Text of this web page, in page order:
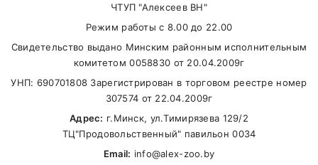
Самовывоз
В другие города Беларуси
ЧТУП "Алексеев ВН"
Режим работы с 8.00 до 22.00
Свидетельство выдано Минским районным исполнительным
комитетом 0058830 от 20.04.2009г
УНП: 690701808 Зарегистрирован в торговом реестре номер
307574 от 22.04.2009г
Адрес: г.Минск, ул.Тимирязева 129/2
ТЦ"Продовольственный" павильон 0034
Email: info@alex-zoo.by